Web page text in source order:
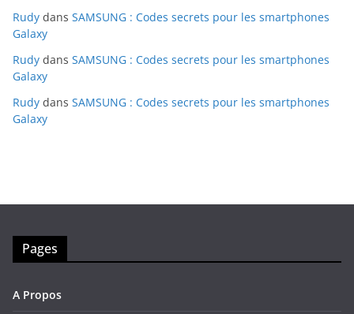
Rudy dans SAMSUNG : Codes secrets pour les smartphones
Galaxy
Rudy dans SAMSUNG : Codes secrets pour les smartphones
Galaxy
Rudy dans SAMSUNG : Codes secrets pour les smartphones
Galaxy
Pages
A Propos